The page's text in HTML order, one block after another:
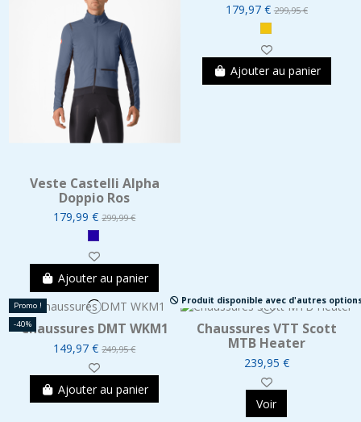
Veste Castelli Alpha
Doppio Ros
179,99 €299,99 €
Ajouter au panier
179,97 €299,95 €
Ajouter au panier
Promo !
-40%Chaussures DMT WKM1
149,97 €249,95 €
Ajouter au panier
Produit disponible avec d'autres
Chaussures VTT Scott
MTB Heater
239,95 €
Voir